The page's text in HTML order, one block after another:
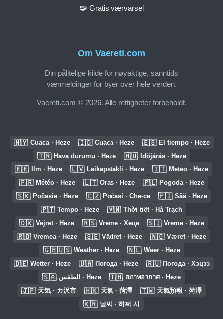
Om Vaereti.com
Din pålitelige kilde for nøyaktige, sanntids
værmeldinger for byer over hele verden.
Vaereti.com © 2026. Alle rettigheter forbeholdt.
🧩 Gratis værvarsel
🇲🇾 Cuaca · Heze 🇮🇩 Cuaca · Heze 🇪🇸 El tiempo · Heze
🇹🇷 Hava durumu · Heze 🇭🇺 Időjárás · Heze
🇪🇪 Ilm · Heze 🇱🇻 Laikapstākļi · Heze 🇮🇹 Meteo · Heze
🇫🇷 Météo · Heze 🇱🇹 Oras · Heze 🇵🇱 Pogoda · Heze
🇸🇰 Počasie · Heze 🇨🇿 Počasí · Che-ce 🇫🇮 Sää · Heze
🇵🇹 Tempo · Heze 🇻🇳 Thời tiết · Hà Trạch
🇩🇰 Vejret · Heze 🇷🇸 Vreme · Хеце 🇸🇮 Vreme · Heze
🇷🇴 Vremea · Heze 🇸🇪 Vädret · Heze 🇳🇴 Været · Heze
🇬🇧🇺🇸 Weather · Heze 🇳🇱 Weer · Heze
🇩🇪 Wetter · Heze 🇺🇦 Погода · Heze 🇷🇺 Погода · Хэцзэ
🇸🇦 الطقس · Heze 🇹🇭 สภาพอากาศ · Heze
🇯🇵 天気 · カ沢市 🇭🇰 天氣 · 菏澤 🇹🇼 天氣預報 · 菏澤
🇰🇷 날씨 · 허쩌 시